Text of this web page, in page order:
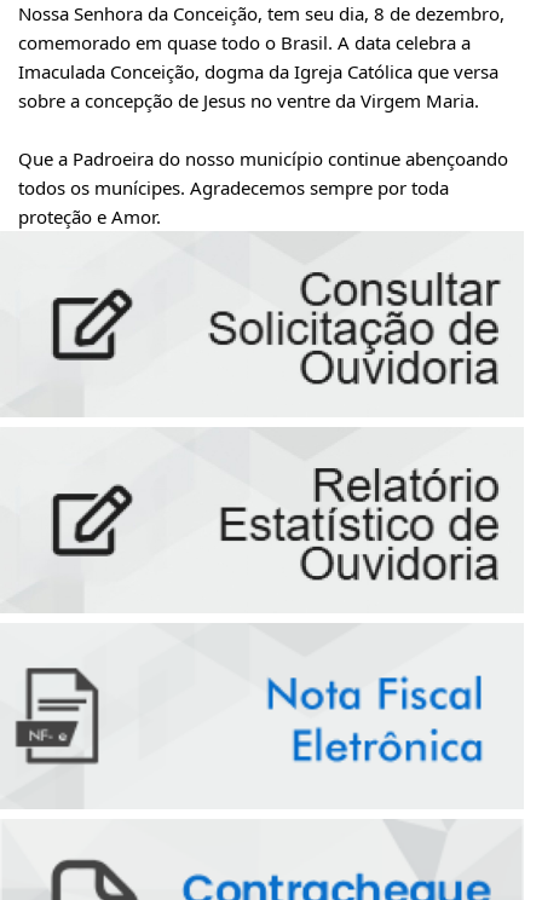
Nossa Senhora da Conceição, tem seu dia, 8 de dezembro,
comemorado em quase todo o Brasil. A data celebra a
Imaculada Conceição, dogma da Igreja Católica que versa
sobre a concepção de Jesus no ventre da Virgem Maria.
Que a Padroeira do nosso município continue abençoando
todos os munícipes. Agradecemos sempre por toda
proteção e Amor.